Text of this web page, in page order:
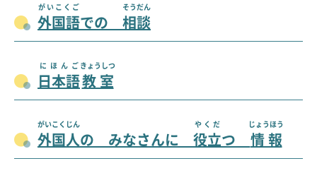
外国語
がいこくご
での 相談
そうだん
日本語
にほんご
教室
きょうしつ
外国人
がいこくじん
の みなさんに 役立
やくだ
つ 情報
じょうほう